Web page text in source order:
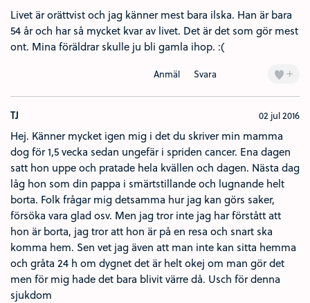
Livet är orättvist och jag känner mest bara ilska. Han är bara
54 år och har så mycket kvar av livet. Det är det som gör mest
ont. Mina föräldrar skulle ju bli gamla ihop. :(
Anmäl Svara +
TJ 02 jul 2016
Hej. Känner mycket igen mig i det du skriver min mamma
dog för 1,5 vecka sedan ungefär i spriden cancer. Ena dagen
satt hon uppe och pratade hela kvällen och dagen. Nästa dag
låg hon som din pappa i smärtstillande och lugnande helt
borta. Folk frågar mig detsamma hur jag kan görs saker,
försöka vara glad osv. Men jag tror inte jag har förstått att
hon är borta, jag tror att hon är på en resa och snart ska
komma hem. Sen vet jag även att man inte kan sitta hemma
och gråta 24 h om dygnet det är helt okej om man gör det
men för mig hade det bara blivit värre då. Usch för denna
sjukdom